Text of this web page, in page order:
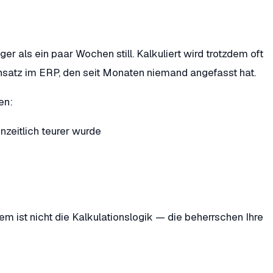
als ein paar Wochen still. Kalkuliert wird trotzdem oft
im ERP, den seit Monaten niemand angefasst hat.
teurer wurde
ist nicht die Kalkulationslogik — die beherrschen Ihre